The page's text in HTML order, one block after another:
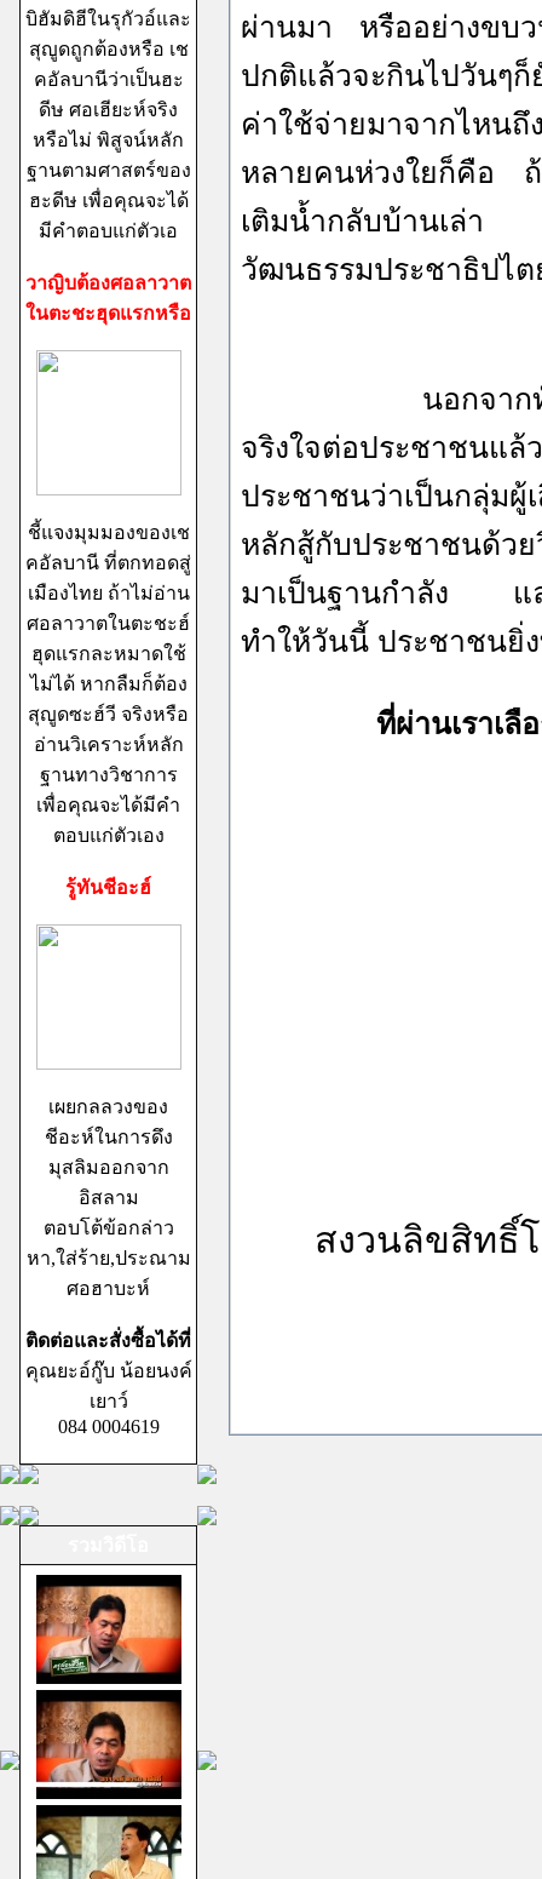
บิฮัมดิฮีในรุกัวอ์และ
สุญูดถูกต้องหรือ เช
คอัลบานีว่าเป็นฮะ
ดีษ ศอเฮียะห์จริง
หรือไม่ พิสูจน์หลัก
ฐานตามศาสตร์ของ
ฮะดีษ เพื่อคุณจะได้
มีคำตอบแก่ตัวเอ
วาญิบต้องศอลาวาต
ในตะชะฮุดแรกหรือ
ชี้แจงมุมมองของเช
คอัลบานี ที่ตกทอดสู่
เมืองไทย ถ้าไม่อ่าน
ศอลาวาตในตะชะฮ์
ฮุดแรกละหมาดใช้
ไม่ได้ หากลืมก็ต้อง
สุญูดซะฮ์วี จริงหรือ
อ่านวิเคราะห์หลัก
ฐานทางวิชาการ
เพื่อคุณจะได้มีคำ
ตอบแก่ตัวเอง
รู้ทันชีอะฮ์
เผยกลลวงของ
ชีอะห์ในการดึง
มุสลิมออกจาก
อิสลาม
ตอบโต้ข้อกล่าว
หา,ใส่ร้าย,ประณาม
ศอฮาบะห์
ติดต่อและสั่งซื้อได้ที่
คุณยะอ์กู๊บ น้อยนงค์
เยาว์
084 0004619
ผ่านมา หรืออย่างขบว
ปกติแล้วจะกินไปวันๆ
ค่าใช้จ่ายมาจากไหน
หลายคนห่วงใยก็คือ ถ้
เติมน้ำกลับบ้านเล่า
วัฒนธรรมประชาธิปไต
นอกจากทักษิณจะ
จริงใจต่อประชาชนแ
ประชาชนว่าเป็นกลุ่ม
หลักสู้กับประชาชนด้ว
มาเป็นฐานกำลัง แล
ทำให้วันนี้ ประชาชนยิ่
ที่ผ่านเราเ
สงวนลิขสิทธิ์